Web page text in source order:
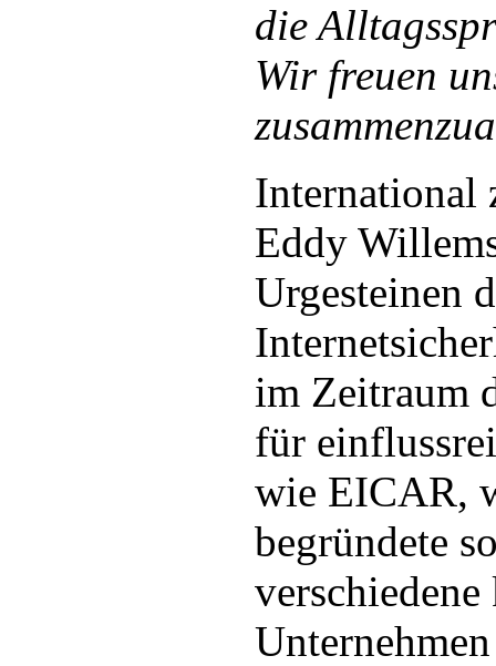
die
Wir freuen
International
Eddy
Urgesteinen
im Zeitraum
für
wie EICAR,
begründete